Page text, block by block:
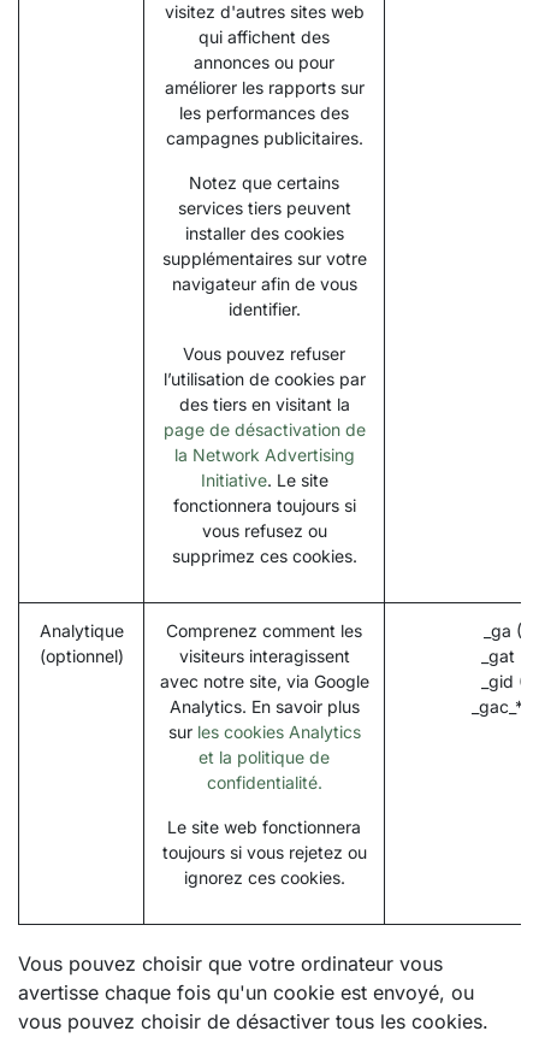
visitez d'autres sites web
qui affichent des
annonces ou pour
améliorer les rapports sur
les performances des
campagnes publicitaires.
Notez que certains
services tiers peuvent
installer des cookies
supplémentaires sur votre
navigateur afin de vous
identifier.
Vous pouvez refuser
l’utilisation de cookies par
des tiers en visitant la
page de désactivation de
la Network Advertising
Initiative. Le site
fonctionnera toujours si
vous refusez ou
supprimez ces cookies.
Analytique
(optionnel)
Comprenez comment les
visiteurs interagissent
avec notre site, via Google
Analytics. En savoir plus
sur les cookies Analytics
et la politique de
confidentialité.
Le site web fonctionnera
toujours si vous rejetez ou
ignorez ces cookies.
_ga
_gat
_gid
_gac_*
Vous pouvez choisir que votre ordinateur vous
avertisse chaque fois qu'un cookie est envoyé, ou
vous pouvez choisir de désactiver tous les cookies.